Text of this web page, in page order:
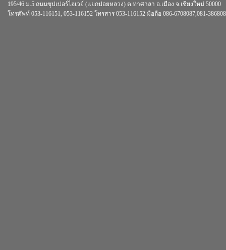
195/46 ม.5 ถนนซุปเปอร์ไฮเวย์ (แยกปอยหลวง) ต.ท่าศาลา อ.เมือง จ.เชียงใหม่ 50000
โทรศัพท์ 053-116151, 053-116152 โทรสาร 053-116152 มือถือ 086-6708087,081-